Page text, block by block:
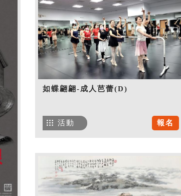
如蝶翩翩-成人芭蕾(D)
報名
活動